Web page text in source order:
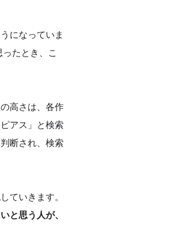
になっていま
たとき、こ
高さは、各作
アス」と検索
断され、検索
ていきます。
と思う人が、